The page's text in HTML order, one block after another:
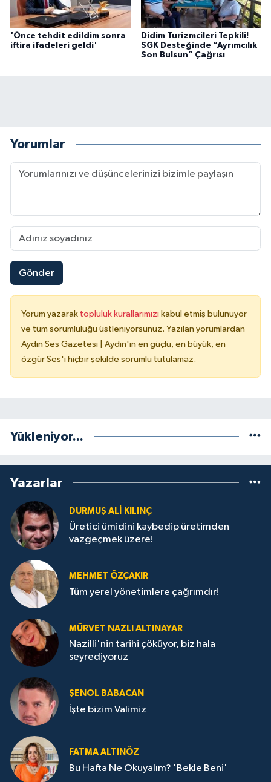
'Önce tehdit edildim sonra
iftira ifadeleri geldi'
Didim Turizmcileri Tepkili!
SGK Desteğinde “Ayrımcılık
Son Bulsun” Çağrısı
Yorumlar
Gönder
Yorum yazarak topluluk kurallarımızı kabul etmiş bulunuyor
ve tüm sorumluluğu üstleniyorsunuz. Yazılan yorumlardan
Aydın Ses Gazetesi | Aydın'ın en güçlü, en büyük, en
özgür Ses'i hiçbir şekilde sorumlu tutulamaz.
Yükleniyor...
Yazarlar
DURMUŞ ALI KILINÇ
Üretici ümidini kaybedip üretimden
vazgeçmek üzere!
MEHMET ÖZÇAKIR
Tüm yerel yönetimlere çağrımdır!
MÜRVET NAZLI ALTINAYAR
Nazilli'nin tarihi çöküyor, biz hala
seyrediyoruz
ŞENOL BABACAN
İşte bizim Valimiz
FATMA ALTINÖZ
Bu Hafta Ne Okuyalım? 'Bekle Beni'